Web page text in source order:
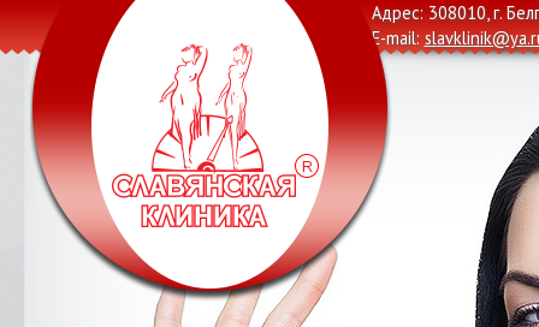
Адрес: 308010, г.
E-mail: